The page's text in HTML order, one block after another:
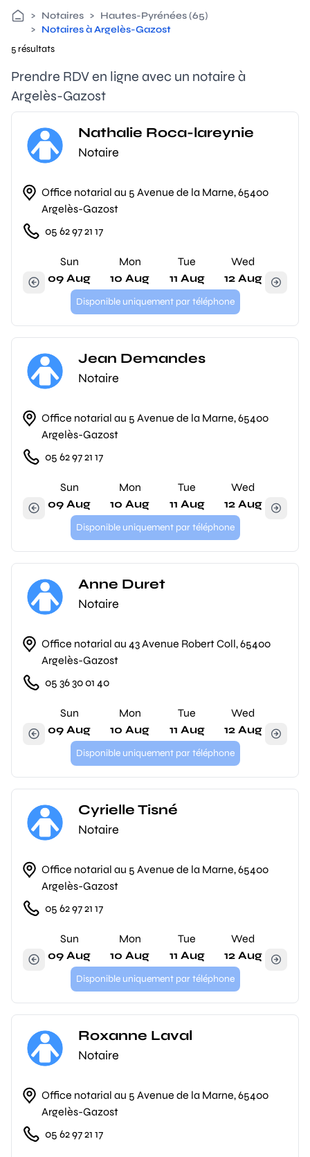
> Notaires > Hautes-Pyrénées (65)
> Notaires à Argelès-Gazost
5 résultats
Prendre RDV en ligne avec un notaire à
Argelès-Gazost
Nathalie Roca-lareynie
Notaire
Office notarial au 5 Avenue de la Marne, 65400
Argelès-Gazost
05 62 97 21 17
Sun
09 Aug
Mon
10 Aug
Tue
11 Aug
Wed
12 Aug
Disponible uniquement par téléphone
Jean Demandes
Notaire
Office notarial au 5 Avenue de la Marne, 65400
Argelès-Gazost
05 62 97 21 17
Sun
09 Aug
Mon
10 Aug
Tue
11 Aug
Wed
12 Aug
Disponible uniquement par téléphone
Anne Duret
Notaire
Office notarial au 43 Avenue Robert Coll, 65400
Argelès-Gazost
05 36 30 01 40
Sun
09 Aug
Mon
10 Aug
Tue
11 Aug
Wed
12 Aug
Disponible uniquement par téléphone
Cyrielle Tisné
Notaire
Office notarial au 5 Avenue de la Marne, 65400
Argelès-Gazost
05 62 97 21 17
Sun
09 Aug
Mon
10 Aug
Tue
11 Aug
Wed
12 Aug
Disponible uniquement par téléphone
Roxanne Laval
Notaire
Office notarial au 5 Avenue de la Marne, 65400
Argelès-Gazost
05 62 97 21 17